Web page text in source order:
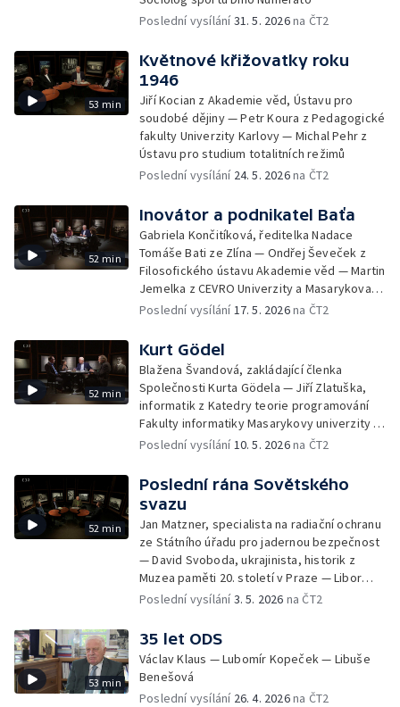
Poslední vysílání31. 5. 2026na ČT2
53 min
Květnové křižovatky roku
1946
Jiří Kocian z Akademie věd, Ústavu pro
soudobé dějiny — Petr Koura z Pedagogické
fakulty Univerzity Karlovy — Michal Pehr z
Ústavu pro studium totalitních režimů
Poslední vysílání 24. 5. 2026na ČT2
52 min
Inovátor a podnikatel Baťa
Gabriela Končitíková, ředitelka Nadace
Tomáše Bati ze Zlína — Ondřej Ševeček z
Filosofického ústavu Akademie věd — Martin
Jemelka z CEVRO Univerzity a Masarykova
ústavu — a Archivu Akademie věd
Poslední vysílání17. 5. 2026na ČT2
52 min
Kurt Gödel
Blažena Švandová, zakládající členka
Společnosti Kurta Gödela — Jiří Zlatuška,
informatik z Katedry teorie programování
Fakulty informatiky Masarykovy univerzity —
Jiří Raclavský, logik a filozof z Katedry
univerzity
Poslední vysílání10. 5. 2026na ČT2
52 min
Poslední rána Sovětského
svazu
Jan Matzner, specialista na radiační ochranu
ze Státního úřadu pro jadernou bezpečnost
— David Svoboda, ukrajinista, historik z
Muzea paměti 20. století v Praze — Libor
Svoboda, historik z Ústavu pro studium
Poslední vysílání3. 5. 2026 na ČT2
53 min
35 let ODS
Václav Klaus — Lubomír Kopeček — Libuše
Benešová
Poslední vysílání 26. 4. 2026na ČT2